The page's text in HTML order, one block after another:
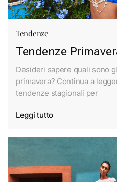
Tendenze
Tendenze
Desideri sapere quali sono
primavera? Continua a
tendenze stagionali per
Leggi tutto